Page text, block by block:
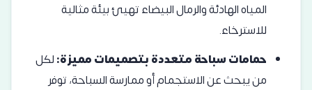
المياه الهادئة والرمال البيضاء تهيئ بيئة مثالية
للاسترخاء.
حمامات سباحة متعددة بتصميمات مميزة:لكل
من يبحث عن الاستجمام أو ممارسة السباحة، توفر